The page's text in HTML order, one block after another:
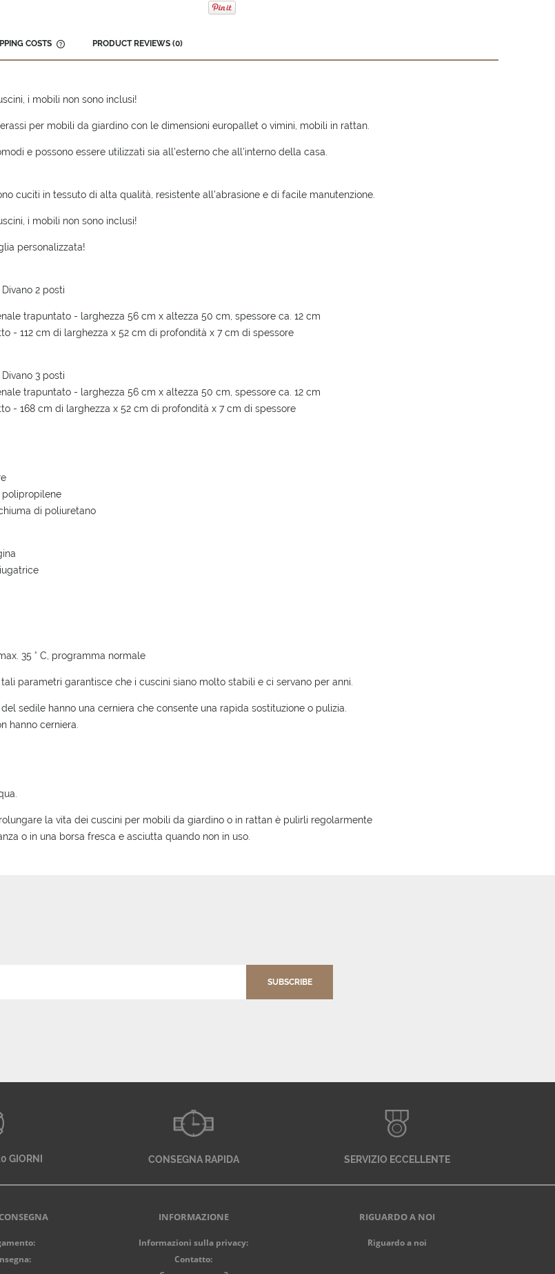
COSTS
POSSIBLE PAYMENT COSTS
PRODUCT REVIEWS (0)
i mobili non sono inclusi!
per mobili da giardino con le dimensioni europallet o vimini, mobili in rattan.
e possono essere utilizzati sia all'esterno che all'interno della casa.
cuciti in tessuto di alta qualità, resistente all'abrasione e di facile manutenzione.
i mobili non sono inclusi!
personalizzata!
Divano 2 posti
trapuntato - larghezza 56 cm x altezza 50 cm, spessore ca. 12 cm
- 112 cm di larghezza x 52 cm di profondità x 7 cm di spessore
Divano 3 posti
trapuntato - larghezza 56 cm x altezza 50 cm, spessore ca. 12 cm
- 168 cm di larghezza x 52 cm di profondità x 7 cm di spessore
polipropilene
di poliuretano
35 ° C, programma normale
tali parametri garantisce che i cuscini siano molto stabili e ci servano per anni.
sedile hanno una cerniera che consente una rapida sostituzione o pulizia.
hanno cerniera.
la vita dei cuscini per mobili da giardino o in rattan è pulirli regolarmente
o in una borsa fresca e asciutta quando non in uso.
SUBSCRIBE
GIORNI CONSEGNA RAPIDA SERVIZIO ECCELLENTE
INFORMAZIONE
Informazioni sulla privacy:
Contatto:
RIGUARDO A NOI
Riguardo a noi